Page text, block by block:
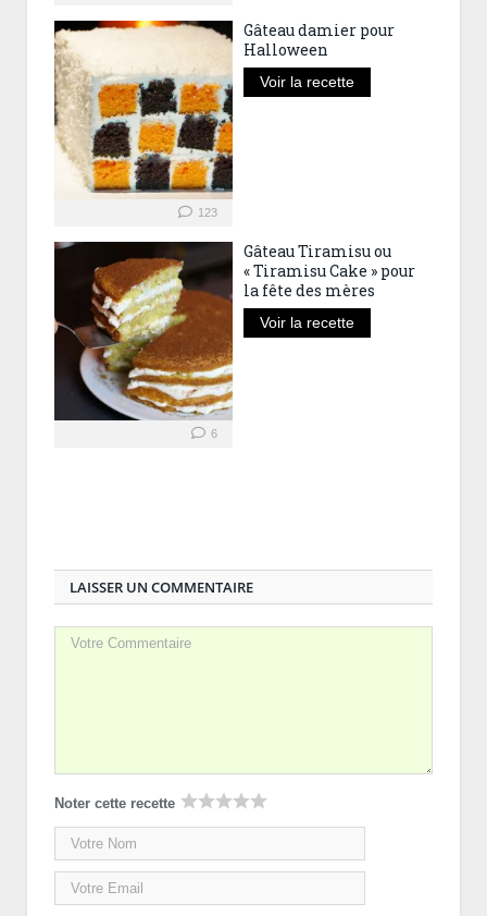
123
Gâteau damier pour
Halloween
Voir la recette
6
Gâteau Tiramisu ou
« Tiramisu Cake » pour
la fête des mères
Voir la recette
LAISSER UN COMMENTAIRE
Noter cette recette